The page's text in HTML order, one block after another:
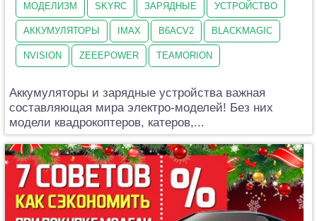
МОДЕЛИЗМ SKYRC ЗАРЯДНЫЕ УСТРОЙСТВО
АККУМУЛЯТОРЫ IMAX B6ACV2 BLACKMAGIC
NVISION ZEEEPOWER TEAMORION
Аккумуляторы и зарядные устройства важная
составляющая мира электро-моделей! Без них
модели квадрокоптеров, катеров,...